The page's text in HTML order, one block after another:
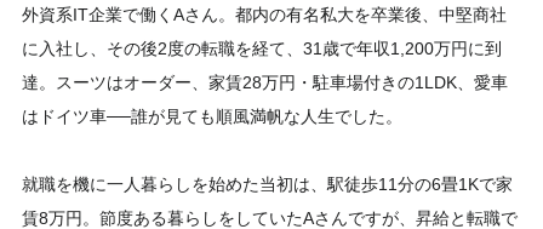
外資系IT企業で働くAさん。都内の有名私大を卒業後、中堅商社
に入社し、その後2度の転職を経て、31歳で年収1,200万円に到
達。スーツはオーダー、家賃28万円・駐車場付きの1LDK、愛車
はドイツ車──誰が見ても順風満帆な人生でした。
就職を機に一人暮らしを始めた当初は、駅徒歩11分の6畳1Kで家
賃8万円。節度ある暮らしをしていたAさんですが、昇給と転職で